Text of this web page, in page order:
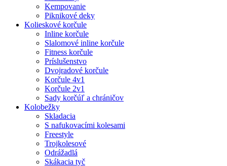
Kempovanie
Piknikové deky
Kolieskové korčule
Inline korčule
Slalomové inline korčule
Fitness korčule
Príslušenstvo
Dvojradové korčule
Korčule 4v1
Korčule 2v1
Sady korčúľ a chráničov
Kolobežky
Skladacia
S nafukovacími kolesami
Freestyle
Trojkolesové
Odrážadlá
Skákacia tyč